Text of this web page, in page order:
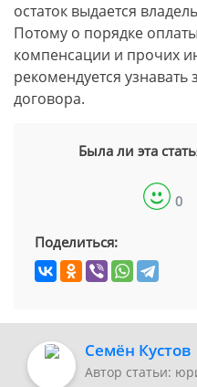
остаток выдается
Потому о порядке
компенсации и прочих
рекомендуется
договора.
Была ли эта
0
Поделиться:
Семён Кустов
Автор статьи: